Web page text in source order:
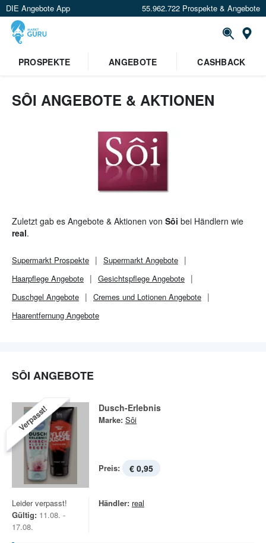
DIE Angebote App 55.962.722 Prospekte & Angebote
PROSPEKTE ANGEBOTE CASHBACK
SÔI ANGEBOTE & AKTIONEN
Zuletzt gab es Angebote & Aktionen von Sôi bei Händlern wie
real.
Supermarkt Prospekte Supermarkt Angebote
Haarpflege Angebote
Gesichtspflege Angebote
Duschgel Angebote
Cremes und Lotionen Angebote
Haarentfernung Angebote
SÔI ANGEBOTE
Verpasst! Dusch-Erlebnis
Marke: Sôi
Preis: € 0,95
Leider verpasst!
Gültig: 11.08. -
17.08.
Händler: real